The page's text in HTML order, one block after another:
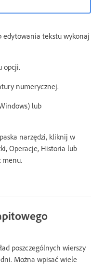
edytowania tekstu wykonaj
opcji.
numerycznej.
lub
narzędzi, kliknij w
Operacje, Historia lub
menu.
poszczególnych wierszy
Można wpisać wiele